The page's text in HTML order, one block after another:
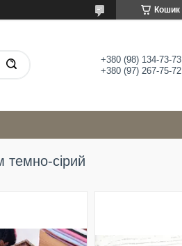
Кошик
+380 (98) 134-73-73
+380 (97) 267-75-72
сірий